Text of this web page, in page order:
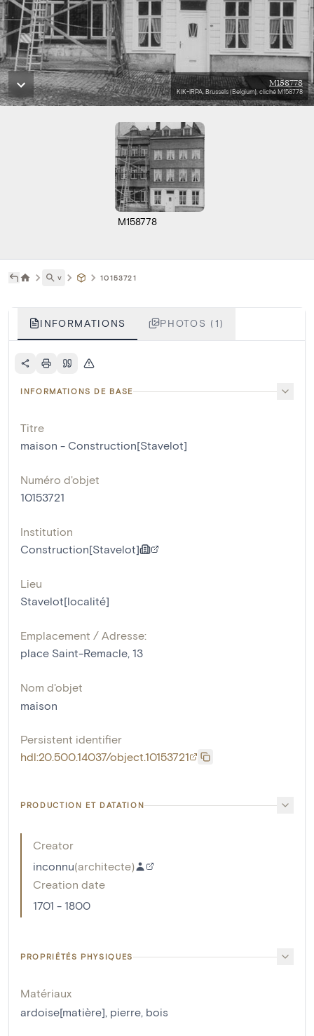
M158778
KIK-IRPA, Brussels (Belgium), cliché M158778
M158778
˅ 10153721
INFORMATIONS PHOTOS (1)
INFORMATIONS DE BASE
Titre
maison - Construction[Stavelot]
Numéro d'objet
10153721
Institution
Construction[Stavelot]
Lieu
Stavelot[localité]
Emplacement / Adresse:
place Saint-Remacle, 13
Nom d'objet
maison
Persistent identifier
hdl:20.500.14037/object.10153721
PRODUCTION ET DATATION
Creator
inconnu(architecte)
Creation date
1701 - 1800
PROPRIÉTÉS PHYSIQUES
Matériaux
ardoise[matière], pierre, bois